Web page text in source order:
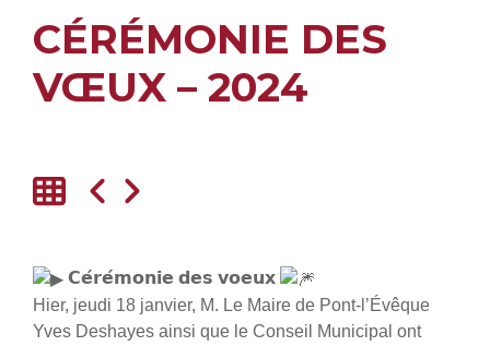
CÉRÉMONIE DES
VŒUX – 2024
𝗖𝗲́𝗿𝗲́𝗺𝗼𝗻𝗶𝗲 𝗱𝗲𝘀 𝘃𝗼𝗲𝘂𝘅
Hier, jeudi 18 janvier, M. Le Maire de Pont-l’Évêque
Yves Deshayes ainsi que le Conseil Municipal ont